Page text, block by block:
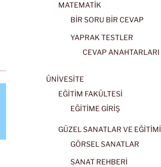
MATEMATİK
BİR SORU BİR CEVAP
YAPRAK TESTLER
CEVAP ANAHTARLARI
ÜNİVESİTE
EĞİTİM FAKÜLTESİ
EĞİTİME GİRİŞ
GÜZEL SANATLAR VE EĞİTİMİ
GÖRSEL SANATLAR
SANAT REHBERİ